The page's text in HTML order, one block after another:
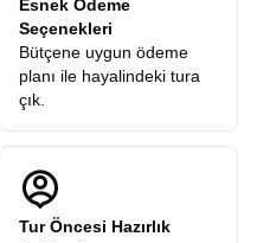
Esnek Ödeme
Seçenekleri
Bütçene uygun ödeme
planı ile hayalindeki tura
çık.
Tur Öncesi Hazırlık